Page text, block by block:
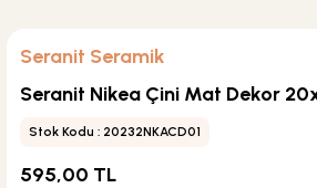
Seranit Seramik
Seranit Nikea Çini Mat Dekor
Stok Kodu : 20232NKACD01
595,00 TL